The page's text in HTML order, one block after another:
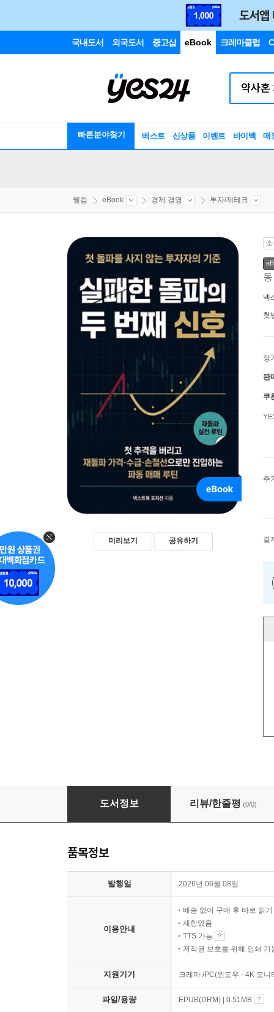
국내도서 외국도서 중고샵 eBook 크레마클럽
빠른분야찾기 베스트 신상품 이벤트 바이백 매
웰컴 eBook 경제 경영 투자/재테크
미리보기 공유하기
넥
첫
정
판
쿠
추
결
실패한 돌파의 두 번째 신호
도서정보 리뷰/한줄평 (0/0)
품목정보
발행일 2026년 06월 08일
이용안내
배송 없이 구매 후 바로 읽기
제한없음
TTS 가능
저작권 보호를 위해 인쇄 기
지원기기 크레마 /PC(윈도우 - 4K 모
파일/용량 EPUB(DRM) | 0.51MB